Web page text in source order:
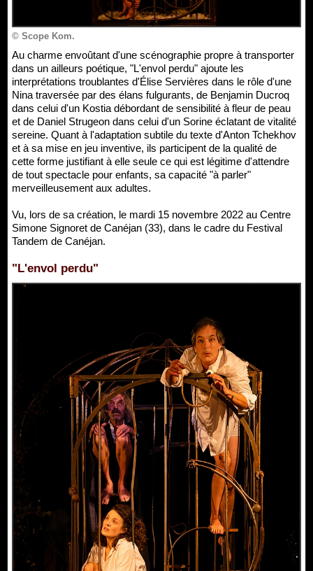
© Scope Kom.
Au charme envoûtant d'une scénographie propre à transporter
dans un ailleurs poétique, "L'envol perdu" ajoute les
interprétations troublantes d'Élise Servières dans le rôle d'une
Nina traversée par des élans fulgurants, de Benjamin Ducroq
dans celui d'un Kostia débordant de sensibilité à fleur de peau
et de Daniel Strugeon dans celui d'un Sorine éclatant de vitalité
sereine. Quant à l'adaptation subtile du texte d'Anton Tchekhov
et à sa mise en jeu inventive, ils participent de la qualité de
cette forme justifiant à elle seule ce qui est légitime d'attendre
de tout spectacle pour enfants, sa capacité "à parler"
merveilleusement aux adultes.
Vu, lors de sa création, le mardi 15 novembre 2022 au Centre
Simone Signoret de Canéjan (33), dans le cadre du Festival
Tandem de Canéjan.
"L'envol perdu"